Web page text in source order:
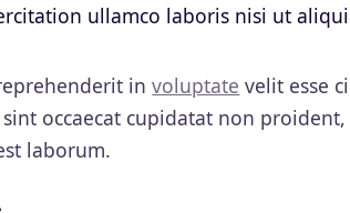
ullamco laboris nisi ut
involuptate velit esse
occaecat cupidatat non
laborum.